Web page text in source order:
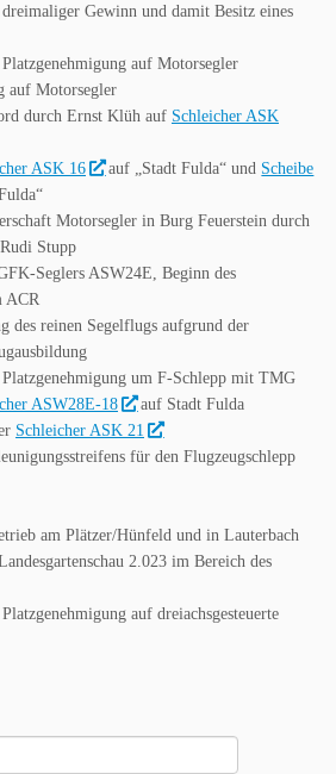
dreimaliger Gewinn und damit Besitz eines
auf Motorsegler
auf Motorsegler
durch Ernst Klüh auf Schleicher ASK
ASK 16 auf „Stadt Fulda“ und Scheibe
Motorsegler in Burg Feuerstein durch
Stupp
Seglers ASW24E, Beginn des
ACR
des reinen Segelflugs aufgrund der
um F-Schlepp mit TMG
ASW28E-18
auf Stadt Fulda
Schleicher ASK 21
für den Flugzeugschlepp
am Plätzer/Hünfeld und in Lauterbach
2.023 im Bereich des
auf dreiachsgesteuerte